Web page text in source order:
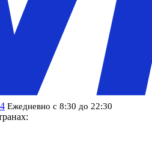
Ежедневно с 8:30 до 22:30